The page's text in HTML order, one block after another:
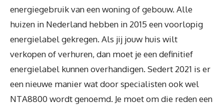
energiegebruik van een woning of gebouw. Alle
huizen in Nederland hebben in 2015 een voorlopig
energielabel gekregen. Als jij jouw huis wilt
verkopen of verhuren, dan moet je een definitief
energielabel kunnen overhandigen. Sedert 2021 is er
een nieuwe manier wat door specialisten ook wel
NTA8800 wordt genoemd. Je moet om die reden een